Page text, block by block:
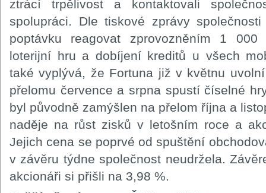
ztrácí trpělivost a kontaktovali
spolupráci. Dle tiskové zprávy
poptávku reagovat zprovozněním 1
loterijní hru a dobíjení kreditů u všech
také vyplývá, že Fortuna již v květnu
přelomu července a srpna spustí číselné
byl původně zamýšlen na přelom října a
naděje na růst zisků v letošním roce a
Jejich cena se poprvé od spuštění
v závěru týdne společnost neudržela.
akcionáři si přišli na 3,98 %.